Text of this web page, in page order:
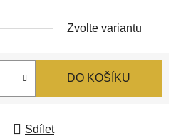
Zvolte variantu
DO KOŠÍKU
Sdílet